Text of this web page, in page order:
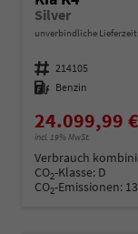
Silver
unverbindliche
Fahrzeugnummer 214105
Kraftstoff Benzin
24.099,99 €
incl. 19% MwSt.
Verbrauch
CO2-Klasse: D
CO2-Emissionen: